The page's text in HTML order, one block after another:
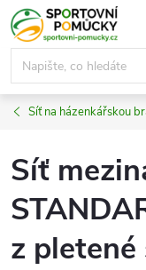
Přejít
na
obsah
Síť na házenkářskou
Síť
z